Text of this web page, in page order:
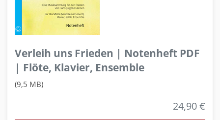
Verleih uns Frieden | Notenheft PDF
| Flöte, Klavier, Ensemble
(9,5 MB)
24,90 €